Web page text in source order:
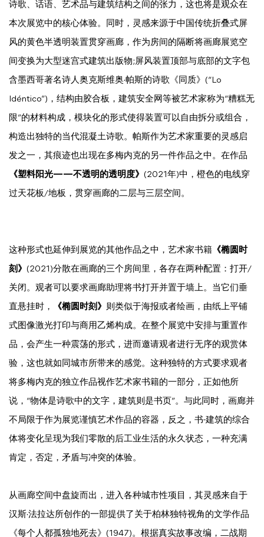
诗歌、话语、艺术品与建筑结构之间的张力，这也将是观众在
本次展览中的核心体验。 同时，灵感来源于中国传统折叠式屏
风的黄色半透明装置贯穿画廊，作为房间的隔断将画廊展览空
间变换为大型迷宫式建筑出版物;屏风装置顶部与底部的文字包
含墨西哥著名诗人奥克斯维奥·帕斯的诗歌《同质》(“Lo
Idéntico”)，结构由胶合板，建筑安全网等被艺术家称为“糟糕无
限”的材料构成，模块化的形式使得装置可以自由拆分或组合，
构造出独特的当代混凝土诗歌。 帕斯作为艺术家重要的灵感启
发之一，其痕迹也出现在多梅内克的另一件作品之中。 在作品
《塑料阳光——不透明的透明度》 (2021年)中，橙色的电线穿
过天花板/地板，贯穿画廊的二层与三层空间。
这种形式也延伸到展览的其他作品之中，艺术家书籍 《椭圆时
刻》 (2021)分散在画廊的三个房间里，各存在两种配置：打开/
关闭。观者可以要求画廊助理将书打开并置于墙上。当它们垂
直悬挂时， 《椭圆时刻》 则类似于海报或者绘画，由纸上平铺
式图像激光打印与商用乙烯构成。在整个展览中安排与重置作
品，会产生一种震荡的形式，进而邀请观者进行无序的观赏体
验，这也就如同城市所带来的感觉。这种独特的方式要求观者
将多梅内克的独立作品视作艺术家书籍的一部分，正如他所
说，“物体是诗歌中的文字，建筑则是书页”。与此同时，画廊并
不局限于作为展览谨慎艺术作品的容器，反之，书-建筑的综合
体将变化呈现为我们零散的后工业生活的永久状态，一种充满
肯定，否定，矛盾与冲突的体验。
从画廊空间中盘旋而出，进入各种城市性项目，其灵感来自于
汉斯·法拉达所创作的一部提供了关于柏林独特视角的文学作品
《每个人都孤独地死去》(1947)。根据真实故事改编，二战期